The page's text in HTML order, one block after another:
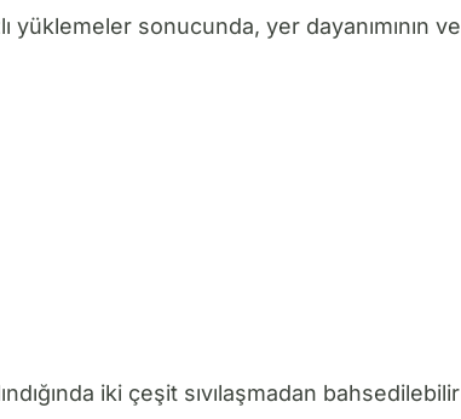
yüklemeler sonucunda, yer dayanımının ve
iki çeşit sıvılaşmadan bahsedilebilir